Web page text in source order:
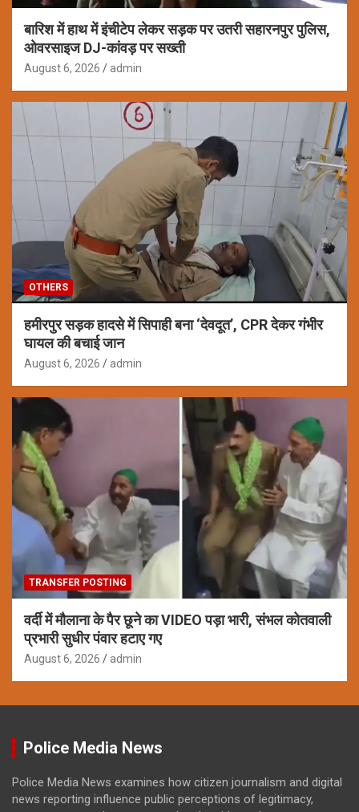
बारिश में हाथ में इंचीटेप लेकर सड़क पर उतरी सहारनपुर पुलिस,
ओवरसाइज DJ-कांवड़ पर सख्ती
August 6, 2026 admin
OTHERS
हमीरपुर सड़क हादसे में सिपाही बना ‘देवदूत’, CPR देकर गंभीर
घायल की बचाई जान
August 6, 2026 admin
TRANSFER POSTING
वर्दी में मौलाना के पैर छूने का VIDEO पड़ा भारी, संभल कोतवाली
प्रभारी सुधीर पंवार हटाए गए
August 6, 2026 admin
Police Media News
Police Media News examines how citizen journalism and digital
news reporting influence public perceptions of legitimacy,